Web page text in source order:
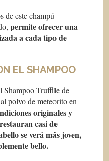
de este champú
permite ofrecer una
a cada tipo de
EL SHAMPOO
Shampoo Trufflle de
polvo de meteorito en
originales y
casi de
se verá más joven,
bello.